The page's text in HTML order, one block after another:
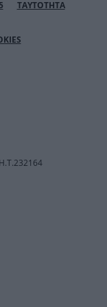
ΤΑΥΤΟΤΗΤΑ